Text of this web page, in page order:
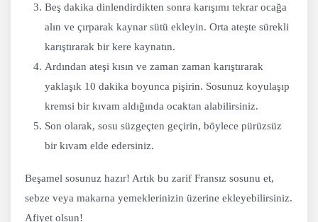
Beş dakika dinlendirdikten sonra karışımı tekrar ocağa
alın ve çırparak kaynar sütü ekleyin. Orta ateşte sürekli
karıştırarak bir kere kaynatın.
Ardından ateşi kısın ve zaman zaman karıştırarak
yaklaşık 10 dakika boyunca pişirin. Sosunuz koyulaşıp
kremsi bir kıvam aldığında ocaktan alabilirsiniz.
Son olarak, sosu süzgeçten geçirin, böylece pürüzsüz
bir kıvam elde edersiniz.
Beşamel sosunuz hazır! Artık bu zarif Fransız sosunu et,
sebze veya makarna yemeklerinizin üzerine ekleyebilirsiniz.
Afiyet olsun!